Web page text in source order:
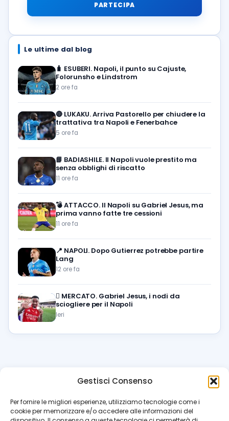
Gestisci Consenso
Per fornire le migliori esperienze, utilizziamo tecnologie come i
cookie per memorizzare e/o accedere alle informazioni del
PARTECIPA
Le ultime dal blog
🧳 ESUBERI. Napoli, il punto su Cajuste,
Folorunsho e Lindstrom
2 ore fa
🔴 LUKAKU. Arriva Pastorello per chiudere la
trattativa tra Napoli e Fenerbahce
5 ore fa
📘 BADIASHILE. Il Napoli vuole prestito ma
senza obblighi di riscatto
11 ore fa
💣ATTACCO. Il Napoli su Gabriel Jesus, ma
prima vanno fatte tre cessioni
11 ore fa
📍 NAPOLI. Dopo Gutierrez potrebbe partire
Lang
12 ore fa
🪎 MERCATO. Gabriel Jesus, i nodi da
sciogliere per il Napoli
Ieri
azzurrissimo.it
Il blog di riferimento per i tifosi del Napoli. News, interviste,